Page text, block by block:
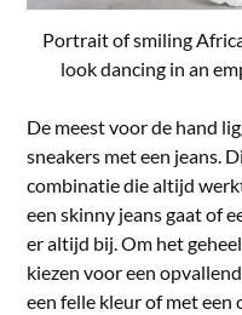
Portrait of smiling
look dancing in an
De meest voor de hand
sneakers met een jeans.
combinatie die altijd
een skinny jeans gaat of
er altijd bij. Om het
kiezen voor een
een felle kleur of met